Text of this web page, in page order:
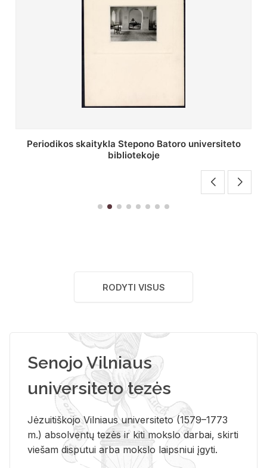
Stepono Batoro universiteto bibliotekos antrojo
aukšto fojė
RODYTI VISUS
Senojo Vilniaus
universiteto tezės
Jėzuitiškojo Vilniaus universiteto (1579–1773
m.) absolventų tezės ir kiti mokslo darbai, skirti
viešam disputui arba mokslo laipsniui įgyti.